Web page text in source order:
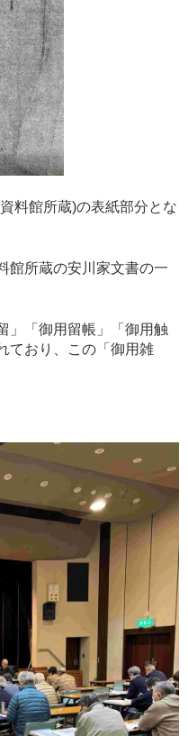
料館所蔵)の表紙部分とな
館所蔵の安川家文書の一
」「御用留帳」「御用触
ており、この「御用雑